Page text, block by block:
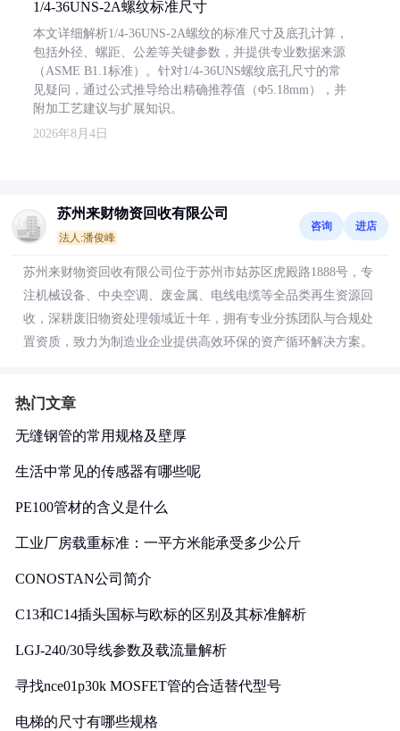
1/4-36UNS-2A螺纹标准尺寸
本文详细解析1/4-36UNS-2A螺纹的标准尺寸及底孔计算，
包括外径、螺距、公差等关键参数，并提供专业数据来源
（ASME B1.1标准）。针对1/4-36UNS螺纹底孔尺寸的常
见疑问，通过公式推导给出精确推荐值（Φ5.18mm），并
附加工艺建议与扩展知识。
2026年8月4日
苏州来财物资回收有限公司
法人:潘俊峰
咨询 进店
苏州来财物资回收有限公司位于苏州市姑苏区虎殿路1888号，专
注机械设备、中央空调、废金属、电线电缆等全品类再生资源回
收，深耕废旧物资处理领域近十年，拥有专业分拣团队与合规处
置资质，致力为制造业企业提供高效环保的资产循环解决方案。
热门文章
无缝钢管的常用规格及壁厚
生活中常见的传感器有哪些呢
PE100管材的含义是什么
工业厂房载重标准：一平方米能承受多少公斤
CONOSTAN公司简介
C13和C14插头国标与欧标的区别及其标准解析
LGJ-240/30导线参数及载流量解析
寻找nce01p30k MOSFET管的合适替代型号
电梯的尺寸有哪些规格